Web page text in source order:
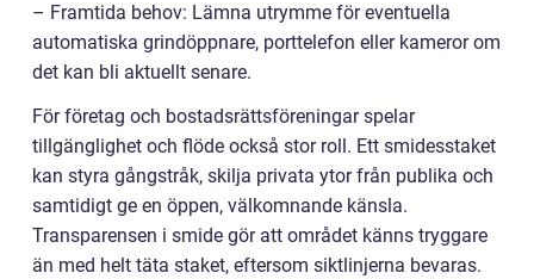
– Framtida behov: Lämna utrymme för eventuella
automatiska grindöppnare, porttelefon eller kameror om
det kan bli aktuellt senare.
För företag och bostadsrättsföreningar spelar
tillgänglighet och flöde också stor roll. Ett smidesstaket
kan styra gångstråk, skilja privata ytor från publika och
samtidigt ge en öppen, välkomnande känsla.
Transparensen i smide gör att området känns tryggare
än med helt täta staket, eftersom siktlinjerna bevaras.